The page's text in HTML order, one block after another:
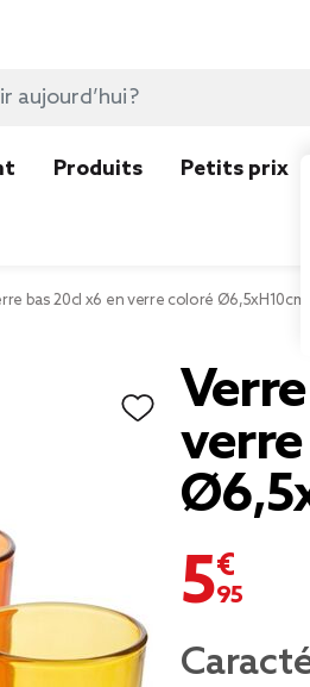
Produits Petits prix
bas 20cl x6 en verre coloré Ø6,5xH10cm
5,95 €